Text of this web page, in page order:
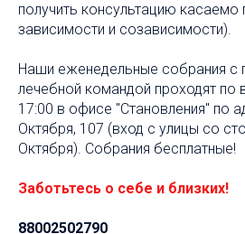
получить консультацию
зависимости и созависимости).
Наши еженедельные собрания с
лечебной командой проходят по
17:00 в офисе "Становления" по
Октября, 107 (вход с улицы со
Октября). Собрания бесплатные!
Заботьтесь о себе и близких!
88002502790